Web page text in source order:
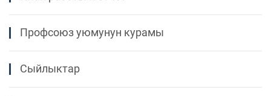
Профсоюз уюмунун курамы
Сыйлыктар